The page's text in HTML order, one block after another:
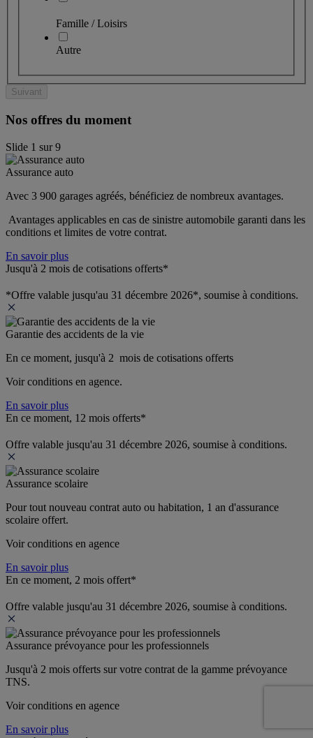
Famille / Loisirs
Autre
Suivant
Nos offres du moment
Slide 1 sur9
Assurance auto
Avec 3 900 garages agréés, bénéficiez de nombreux avantages.
Avantages applicables en cas de sinistre automobile garanti dans les
conditions et limites de votre contrat.
En savoir plus
Jusqu'à 2 mois de cotisations offerts*
*Offre valable jusqu'au 31 décembre 2026*, soumise à conditions.
Garantie des accidents de la vie
En ce moment, jusqu'à 2  mois de cotisations offerts
Voir conditions en agence.
En savoir plus
En ce moment, 12 mois offerts*
Offre valable jusqu'au 31 décembre 2026, soumise à conditions.
Assurance scolaire
Pour tout nouveau contrat auto ou habitation, 1 an d'assurance
scolaire offert.
Voir conditions en agence
En savoir plus
En ce moment, 2 mois offert*
Offre valable jusqu'au 31 décembre 2026, soumise à conditions.
Assurance prévoyance pour les professionnels
Jusqu'à 2 mois offerts sur votre contrat de la gamme prévoyance
TNS.
Voir conditions en agence
En savoir plus